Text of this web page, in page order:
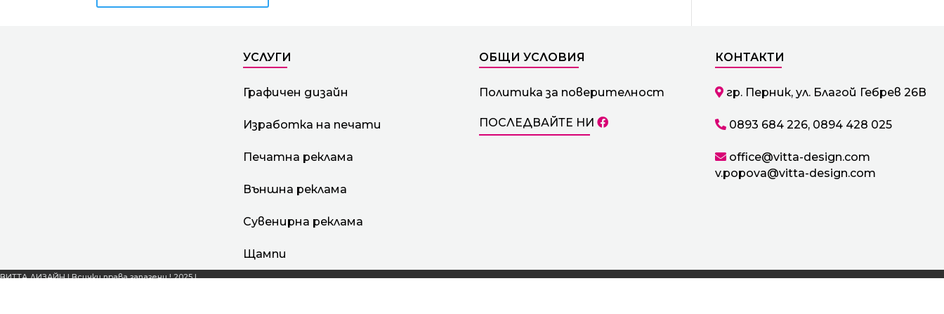
УСЛУГИ
Графичен дизайн
Изработка на печати
Печатна реклама
Външна реклама
Сувенирна реклама
Щампи
ОБЩИ УСЛОВИЯ
Политика за поверителност
ПОСЛЕДВАЙТЕ НИ
КОНТАКТИ
гр. Перник, ул. Благой Гебрев 26В
0893 684 226, 0894 428 025
office@vitta-design.com
v.popova@vitta-design.com
ВИТТА ДИЗАЙН | Всички права запазени ! 2025 |